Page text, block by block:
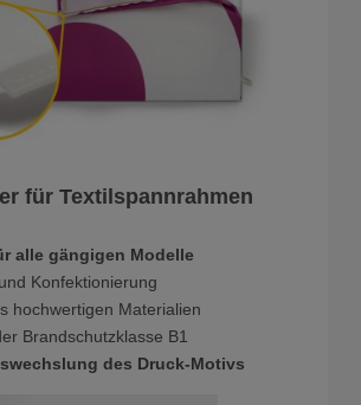
für Textilspannrahmen
alle gängigen Modelle
Konfektionierung
hochwertigen Materialien
Brandschutzklasse B1
des Druck-Motivs